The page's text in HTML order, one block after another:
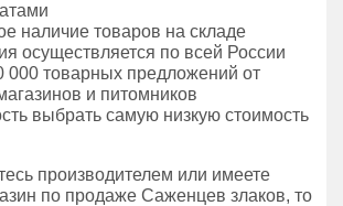
наличие товаров на складе
осуществляется по всей России
000 товарных предложений от
и питомников
выбрать самую низкую стоимость
производителем или имеете
по продаже Саженцев злаков, то